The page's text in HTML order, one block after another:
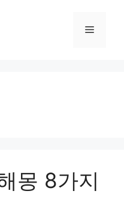
메
몽 8가지